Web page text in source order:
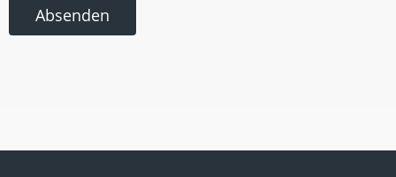
Absenden